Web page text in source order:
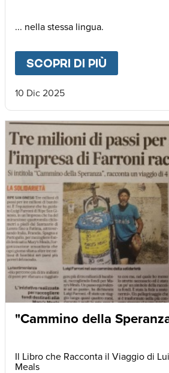
... nella stessa lingua.
SCOPRI DI PIÙ
10 Dic 2025
"Cammino della
Il Libro che Racconta il Viaggio di
Meals